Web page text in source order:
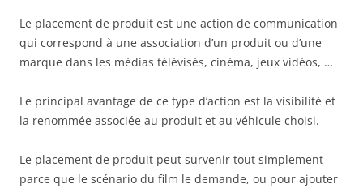
Le placement de produit est une action de communication
qui correspond à une association d’un produit ou d’une
marque dans les médias télévisés, cinéma, jeux vidéos, …
Le principal avantage de ce type d’action est la visibilité et
la renommée associée au produit et au véhicule choisi.
Le placement de produit peut survenir tout simplement
parce que le scénario du film le demande, ou pour ajouter